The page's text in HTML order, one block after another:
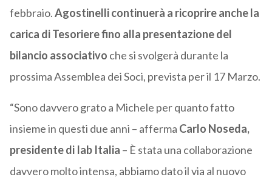
febbraio.Agostinelli continuerà a ricoprire anche la
carica di Tesoriere fino alla presentazione del
bilancio associativo che si svolgerà durante la
prossima Assemblea dei Soci, prevista per il 17 Marzo.
“Sono davvero grato a Michele per quanto fatto
insieme in questi due anni – afferma Carlo Noseda,
presidente di Iab Italia – È stata una collaborazione
davvero molto intensa, abbiamo dato il via al nuovo